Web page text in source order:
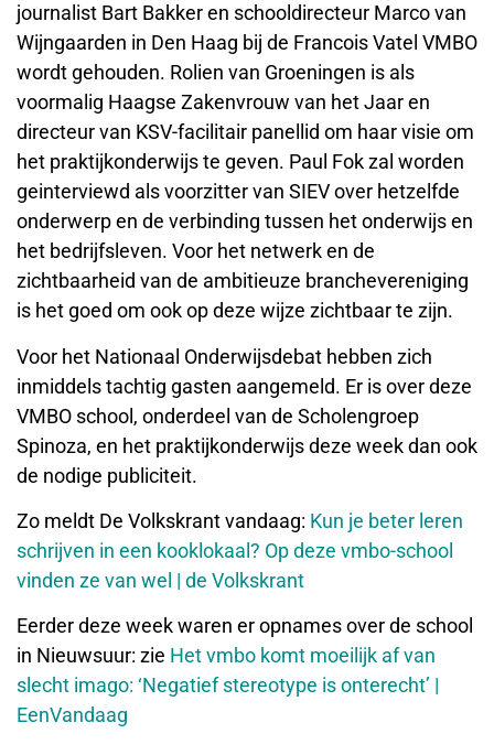
journalist Bart Bakker en schooldirecteur Marco van
Wijngaarden in Den Haag bij de Francois Vatel VMBO
wordt gehouden. Rolien van Groeningen is als
voormalig Haagse Zakenvrouw van het Jaar en
directeur van KSV-facilitair panellid om haar visie om
het praktijkonderwijs te geven. Paul Fok zal worden
geinterviewd als voorzitter van SIEV over hetzelfde
onderwerp en de verbinding tussen het onderwijs en
het bedrijfsleven. Voor het netwerk en de
zichtbaarheid van de ambitieuze branchevereniging
is het goed om ook op deze wijze zichtbaar te zijn.
Voor het Nationaal Onderwijsdebat hebben zich
inmiddels tachtig gasten aangemeld. Er is over deze
VMBO school, onderdeel van de Scholengroep
Spinoza, en het praktijkonderwijs deze week dan ook
de nodige publiciteit.
Zo meldt De Volkskrant vandaag: Kun je beter leren
schrijven in een kooklokaal? Op deze vmbo-school
vinden ze van wel | de Volkskrant
Eerder deze week waren er opnames over de school
in Nieuwsuur: zie Het vmbo komt moeilijk af van
slecht imago: ‘Negatief stereotype is onterecht’ |
EenVandaag